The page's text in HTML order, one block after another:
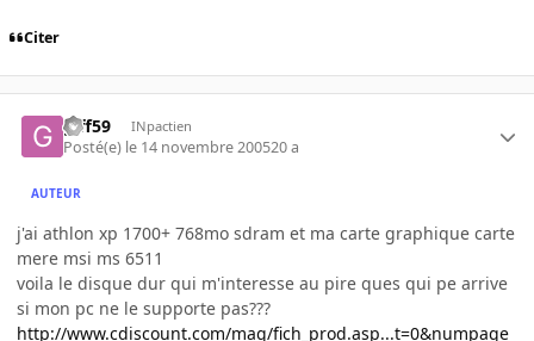
Citer
giff59 INpactien
Posté(e) le 14 novembre 200520 a
AUTEUR
j'ai athlon xp 1700+ 768mo sdram et ma carte graphique carte
mere msi ms 6511
voila le disque dur qui m'interesse au pire ques qui pe arrive
si mon pc ne le supporte pas???
http://www.cdiscount.com/mag/fich_prod.asp...t=0&numpage